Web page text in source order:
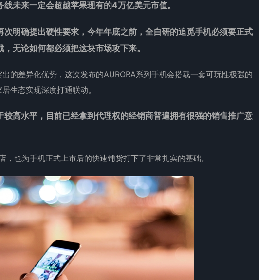
未来一定会超越苹果现有的4万亿美元市值。
明确提出硬性要求，今年年底之前，全自研的追觅手机必须要正式
无论如何都必须把这块市场攻下来。
的差异化优势，这次发布的AURORA系列手机会搭载一套可玩性极强的
生态实现深度打通联动。
高水平，目前已经拿到代理权的经销商普遍拥有很强的销售推广意
也为手机正式上市后的快速铺货打下了非常扎实的基础。